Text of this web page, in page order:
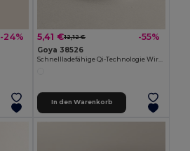
-24% 5,41 €12,12 € -55%
Goya 38526
In den Warenkorb